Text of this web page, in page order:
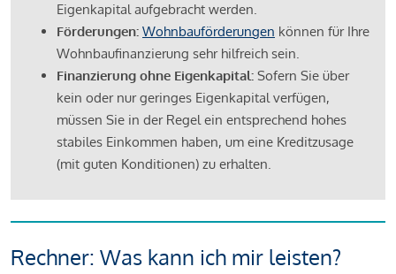
Eigenkapital aufgebracht werden.
Förderungen: Wohnbauförderungen können für Ihre
Wohnbaufinanzierung sehr hilfreich sein.
Finanzierung ohne Eigenkapital: Sofern Sie über
kein oder nur geringes Eigenkapital verfügen,
müssen Sie in der Regel ein entsprechend hohes
stabiles Einkommen haben, um eine Kreditzusage
(mit guten Konditionen) zu erhalten.
Rechner: Was kann ich mir leisten?